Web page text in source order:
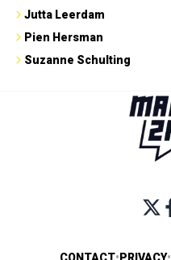
Jutta Leerdam
Pien Hersman
Suzanne Schulting